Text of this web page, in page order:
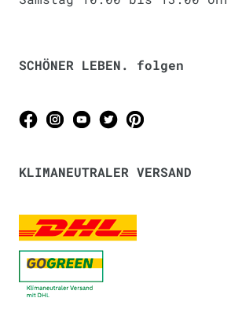
SCHÖNER LEBEN. folgen
KLIMANEUTRALER VERSAND